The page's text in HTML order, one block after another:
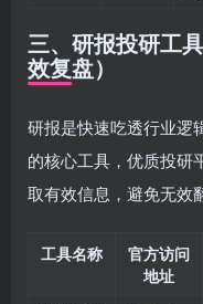
三、研报投研工
效复盘）
研报是快速吃透行业逻
的核心工具，优质投研
取有效信息，避免无效
工具名称
官方访问
地址